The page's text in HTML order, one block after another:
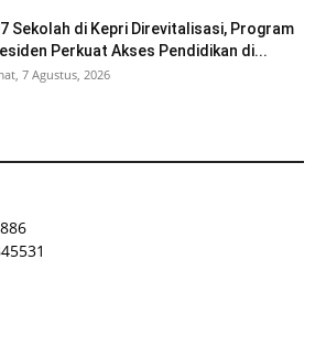
Sekolah di Kepri Direvitalisasi, Program
Perkuat Akses Pendidikan di...
7 Agustus, 2026